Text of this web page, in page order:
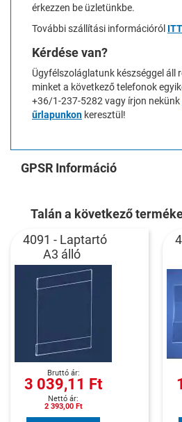
érkezzen be üzletünkbe.
További szállítási információról ITT
Kérdése van?
Ügyfélszoláglatunk készséggel áll
minket a következő telefonok
+36/1-237-5282 vagy írjon nekünk
űrlapunkon keresztül!
GPSR Információ
Talán a következő
4091 - Laptartó
A3 álló
3 039,11 Ft
2 393,00 Ft